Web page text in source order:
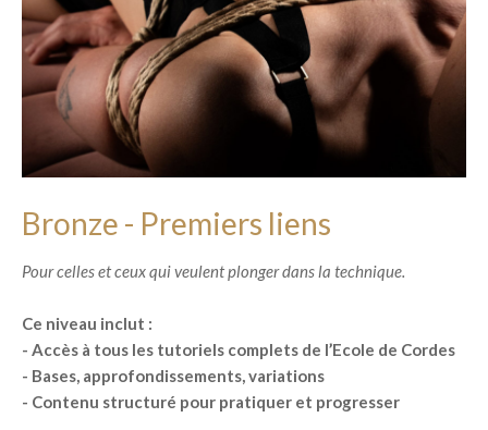
Bronze - Premiers liens
Pour celles et ceux qui veulent plonger dans la technique.
Ce niveau inclut :
- Accès à tous les tutoriels complets de l’Ecole de Cordes
- Bases, approfondissements, variations
- Contenu structuré pour pratiquer et progresser